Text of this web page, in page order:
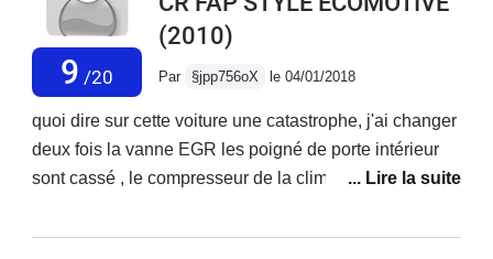
9 /20
(2010)
Par §jpp756oX le 04/01/2018
quoi dire sur cette voiture une catastrophe, j'ai changer
deux fois la vanne EGR les poigné de porte intérieur
sont cassé , le compresseur de la clim et mort le bloc
incompétence incroyable aucun garage agrée a moins